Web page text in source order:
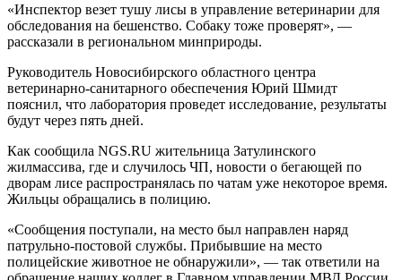
«Инспектор везет тушу лисы в управление ветеринарии для
обследования на бешенство. Собаку тоже проверят», —
рассказали в региональном минприроды.
Руководитель Новосибирского областного центра
ветеринарно-санитарного обеспечения Юрий Шмидт
пояснил, что лаборатория проведет исследование, результаты
будут через пять дней.
Как сообщила NGS.RU жительница Затулинского
жилмассива, где и случилось ЧП, новости о бегающей по
дворам лисе распространялась по чатам уже некоторое время.
Жильцы обращались в полицию.
«Сообщения поступали, на место был направлен наряд
патрульно-постовой службы. Прибывшие на место
полицейские животное не обнаружили», — так ответили на